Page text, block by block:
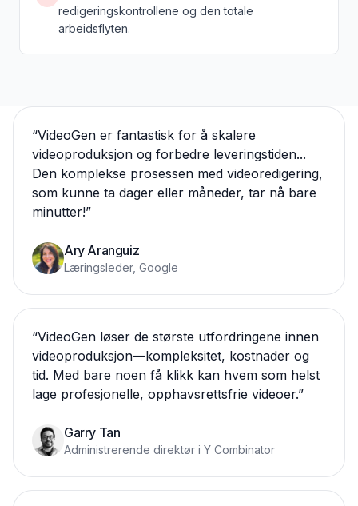
redigeringskontrollene og den totale
arbeidsflyten.
“VideoGen er fantastisk for å skalere
videoproduksjon og forbedre leveringstiden...
Den komplekse prosessen med videoredigering,
som kunne ta dager eller måneder, tar nå bare
minutter!”
Ary Aranguiz
Læringsleder, Google
“VideoGen løser de største utfordringene innen
videoproduksjon—kompleksitet, kostnader og
tid. Med bare noen få klikk kan hvem som helst
lage profesjonelle, opphavsrettsfrie videoer.”
Garry Tan
Administrerende direktør i Y Combinator